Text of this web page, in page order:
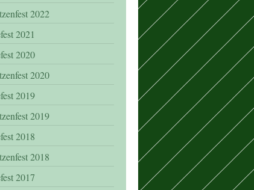
2022
2021
2020
2020
2019
2019
2018
2018
2017